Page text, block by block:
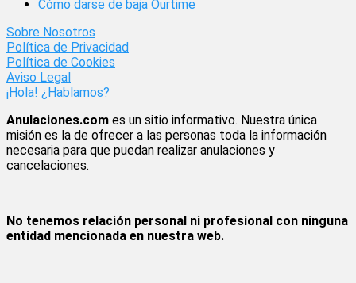
Cómo darse de baja Ourtime
Sobre Nosotros
Política de Privacidad
Política de Cookies
Aviso Legal
¡Hola! ¿Hablamos?
Anulaciones.com es un sitio informativo. Nuestra única
misión es la de ofrecer a las personas toda la información
necesaria para que puedan realizar anulaciones y
cancelaciones.
No tenemos relación personal ni profesional con ninguna
entidad mencionada en nuestra web.